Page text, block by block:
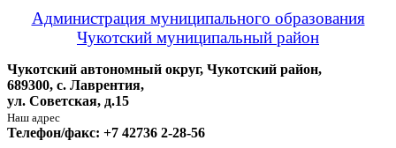
Администрация муниципального образования
Чукотский муниципальный район
Чукотский автономный округ, Чукотский район,
689300, с. Лаврентия,
ул. Советская, д.15
Наш адрес
Телефон/факс: +7 42736 2-28-56